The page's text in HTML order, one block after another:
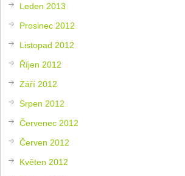
Leden 2013
Prosinec 2012
Listopad 2012
Říjen 2012
Září 2012
Srpen 2012
Červenec 2012
Červen 2012
Květen 2012